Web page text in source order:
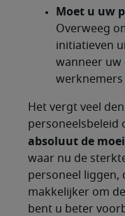
Moet u uw
Overweeg
initiatieven
wanneer uw
werknemers
Het vergt veel
personeelsbeleid
absoluut de
waar nu de
personeel liggen,
makkelijker om
bent u beter